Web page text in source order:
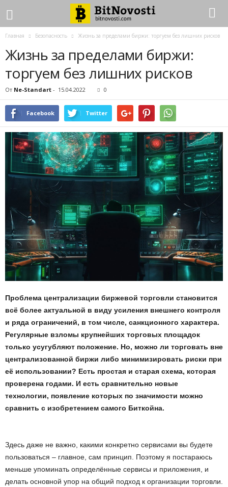
Главная Безопасность Жизнь за пределами биржи: торгуем без лишних рисков
Жизнь за пределами биржи:
торгуем без лишних рисков
От Ne-Standart - 15.04.2022 0
Facebook Twitter
Проблема централизации биржевой торговли становится
всё более актуальной в виду усиления внешнего контроля
и ряда ограничений, в том числе, санкционного характера.
Регулярные взломы крупнейших торговых площадок
только усугубляют положение. Но, можно ли торговать вне
централизованной биржи либо минимизировать риски при
её использовании? Есть простая и старая схема, которая
проверена годами. И есть сравнительно новые
технологии, появление которых по значимости можно
сравнить с изобретением самого Биткойна.
Здесь даже не важно, какими конкретно сервисами вы будете
пользоваться – главное, сам принцип. Поэтому я постараюсь
меньше упоминать определённые сервисы и приложения, и
делать основной упор на общий подход к организации торговли.